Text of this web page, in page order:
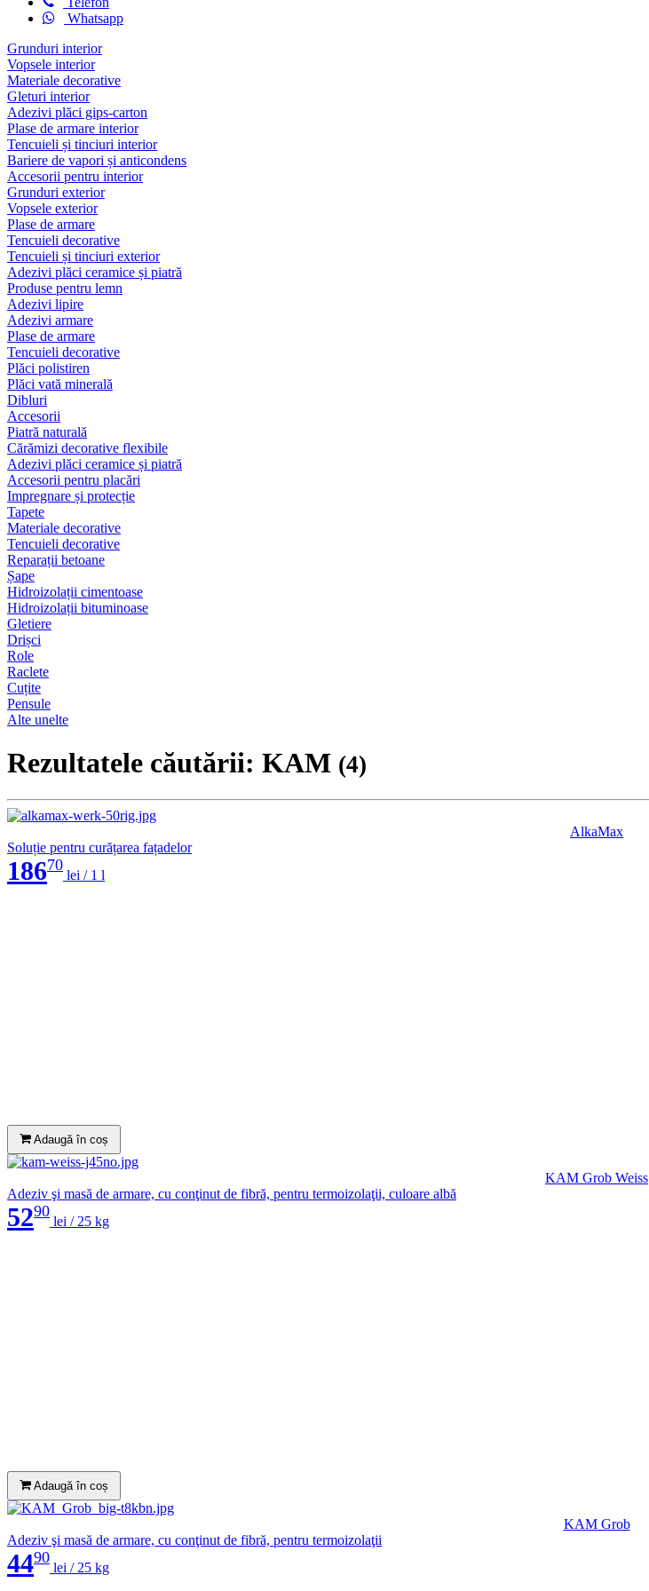

Whatsapp
Grunduri interior
Vopsele interior
Materiale decorative
Gleturi interior
Adezivi plăci gips-carton
Plase de armare interior
Tencuieli și tinciuri interior
Bariere de vapori și anticondens
Accesorii pentru interior
Grunduri exterior
Vopsele exterior
Plase de armare
Tencuieli decorative
Tencuieli și tinciuri exterior
Adezivi plăci ceramice și piatră
Produse pentru lemn
Adezivi lipire
Adezivi armare
Plase de armare
Tencuieli decorative
Plăci polistiren
Plăci vată minerală
Dibluri
Accesorii
Piatră naturală
Cărămizi decorative flexibile
Adezivi plăci ceramice și piatră
Accesorii pentru placări
Impregnare și protecție
Tapete
Materiale decorative
Tencuieli decorative
Reparații betoane
Șape
Hidroizolații cimentoase
Hidroizolații bituminoase
Gletiere
Drișci
Role
Raclete
Cuțite
Pensule
Alte unelte
Rezultatele căutării: KAM (4)
AlkaMax
Soluție pentru curățarea fațadelor
18670
lei /1 l
Adaugă în coș
KAM Grob Weiss
Adeziv şi masă de armare, cu conţinut de fibră, pentru termoizolaţii, culoare albă
5290
lei /25 kg
Adaugă în coș
KAM Grob
Adeziv şi masă de armare, cu conţinut de fibră, pentru termoizolaţii
4490
lei /25 kg